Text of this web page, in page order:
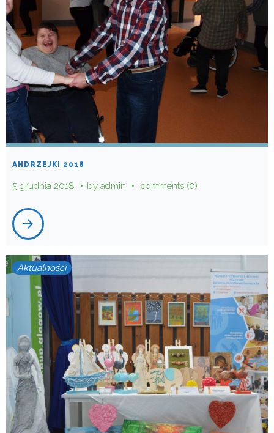
ANDRZEJKI 2018
5 grudnia 2018 by admin comments (0)
arrow_forward
Aktualności